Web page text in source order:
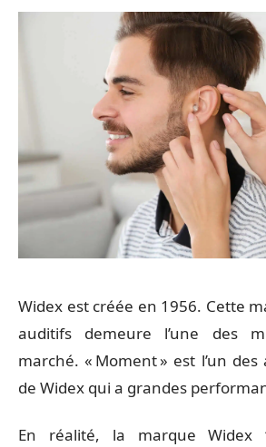
Widex est créée en 1956. Cette
auditifs demeure l’une des
marché. « Moment » est l’un
de Widex qui a grandes
En réalité, la marque Widex